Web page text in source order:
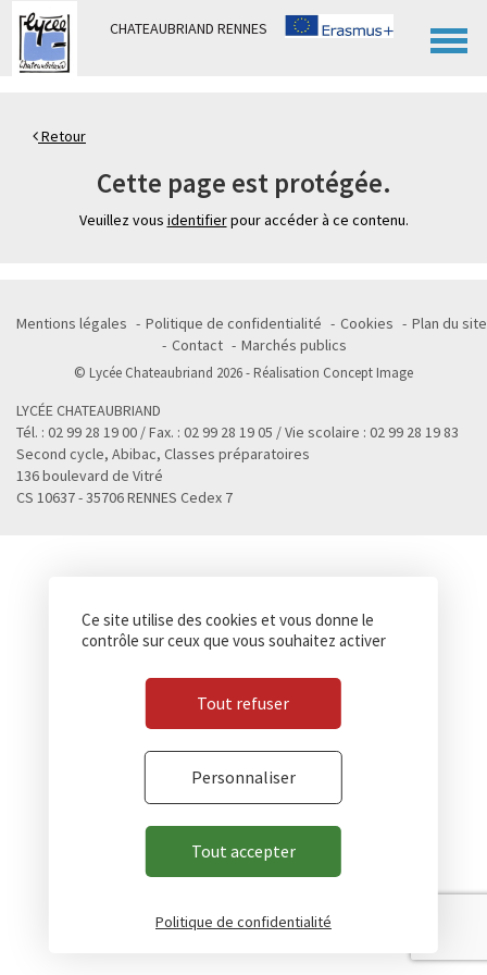
CHATEAUBRIAND RENNES
Retour
Cette page est protégée.
Veuillez vous identifierpour accéder à ce contenu.
Mentions légales Politique de confidentialité Cookies
Plan du site
Contact
Marchés publics
© Lycée Chateaubriand 2026 - Réalisation Concept Image
LYCÉE CHATEAUBRIAND
Tél. : 02 99 28 19 00 / Fax. : 02 99 28 19 05 / Vie scolaire : 02 99 28 19 83
Second cycle, Abibac, Classes préparatoires
136 boulevard de Vitré
CS 10637 - 35706 RENNES Cedex 7
Panneau de gestion des cookies
Ce site utilise des cookies et vous donne le
contrôle sur ceux que vous souhaitez activer
Tout accepter
Tout refuser
Personnaliser
Politique de confidentialité